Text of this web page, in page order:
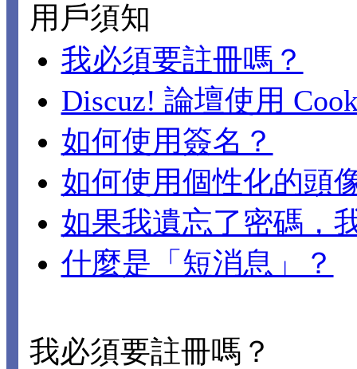
用戶須知
我必須要註冊嗎？
Discuz! 論壇使用
如何使用簽名？
如何使用個性化的頭
如果我遺忘了密碼，
什麼是「短消息」？
我必須要註冊嗎？